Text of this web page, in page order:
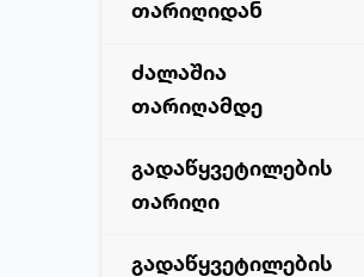
თარიღიდან
ძალაშია
თარიღამდე
გადაწყვეტილების
თარიღი
გადაწყვეტილების